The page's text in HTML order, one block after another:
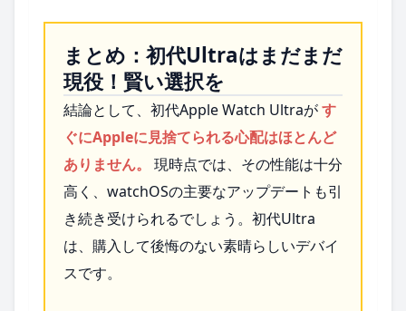
まとめ：初代Ultraはまだまだ
現役！賢い選択を
結論として、初代Apple Watch Ultraがす
ぐにAppleに見捨てられる心配はほとんど
ありません。
現時点では、その性能は十分
高く、watchOSの主要なアップデートも引
き続き受けられるでしょう。初代Ultra
は、購入して後悔のない素晴らしいデバイ
スです。